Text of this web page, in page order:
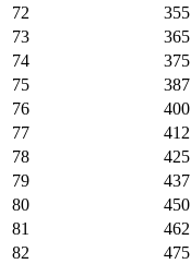
72
355
73
365
74
375
75
387
76
400
77
412
78
425
79
437
80
450
81
462
82
475